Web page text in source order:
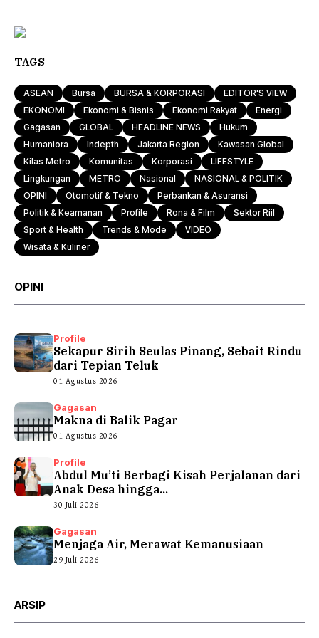
TAGS
ASEAN Bursa BURSA & KORPORASI
EDITOR'S VIEW
EKONOMI
Ekonomi & Bisnis Ekonomi Rakyat
Energi
Gagasan
GLOBAL HEADLINE NEWS
Hukum
Humaniora
Indepth Jakarta Region
Kawasan Global
Kilas Metro
Komunitas Korporasi
LIFESTYLE
Lingkungan
METRO Nasional
NASIONAL & POLITIK
OPINI
Otomotif & Tekno
Perbankan & Asuransi
Politik & Keamanan
Profile Rona & Film
Sektor Riil
Sport & Health
Trends & Mode
VIDEO
Wisata & Kuliner
OPINI
Profile
Sekapur Sirih Seulas Pinang, Sebait Rindu
dari Tepian Teluk
01 Agustus 2026
Gagasan
Makna di Balik Pagar
01 Agustus 2026
Profile
Abdul Mu’ti Berbagi Kisah Perjalanan dari
Anak Desa hingga...
30 Juli 2026
Gagasan
Menjaga Air, Merawat Kemanusiaan
29 Juli 2026
ARSIP